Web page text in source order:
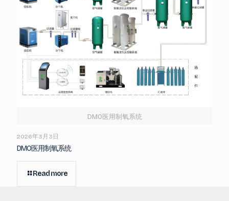
DMO医用制氧系统
2026年3月3日
DMO医用制氧系统
Read more